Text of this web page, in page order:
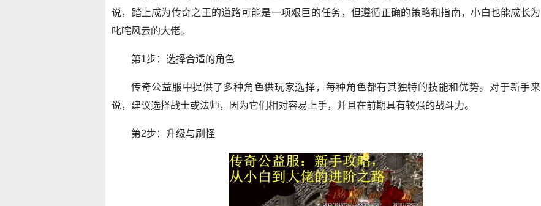
说，踏上成为传奇之王的道路可能是一项艰巨的任务，但遵循正确的策略和指南，小白也能成长为
叱咤风云的大佬。
第1步：选择合适的角色
传奇公益服中提供了多种角色供玩家选择，每种角色都有其独特的技能和优势。对于新手来
说，建议选择战士或法师，因为它们相对容易上手，并且在前期具有较强的战斗力。
第2步：升级与刷怪